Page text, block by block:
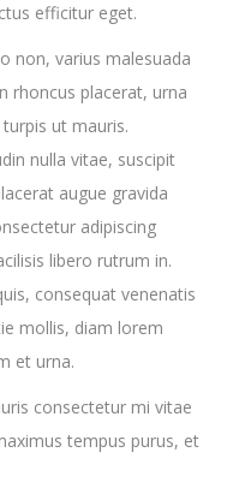
efficitur eget.
non, varius malesuada
rhoncus placerat, urna
ut mauris.
nulla vitae, suscipit
augue gravida
adipiscing
libero rutrum in.
consequat venenatis
mollis, diam lorem
et urna.
consectetur mi vitae
tempus purus, et